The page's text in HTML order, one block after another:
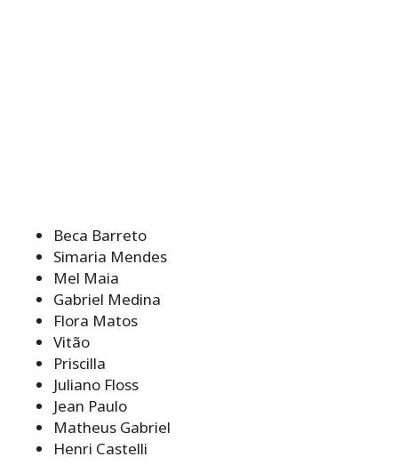
Beca Barreto
Simaria Mendes
Mel Maia
Gabriel Medina
Flora Matos
Vitão
Priscilla
Juliano Floss
Jean Paulo
Matheus Gabriel
Henri Castelli